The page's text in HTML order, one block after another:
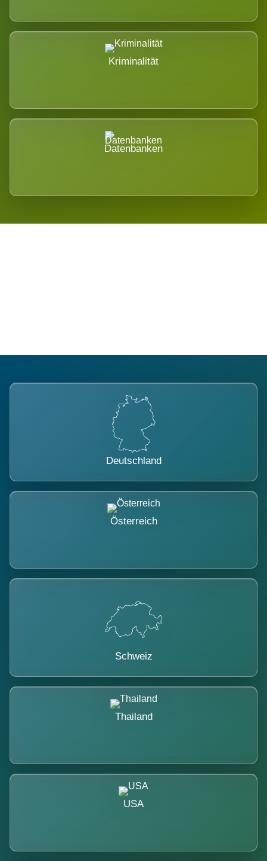
Kriminalität
Datenbanken
Deutschland
Österreich
Schweiz
Thailand
USA